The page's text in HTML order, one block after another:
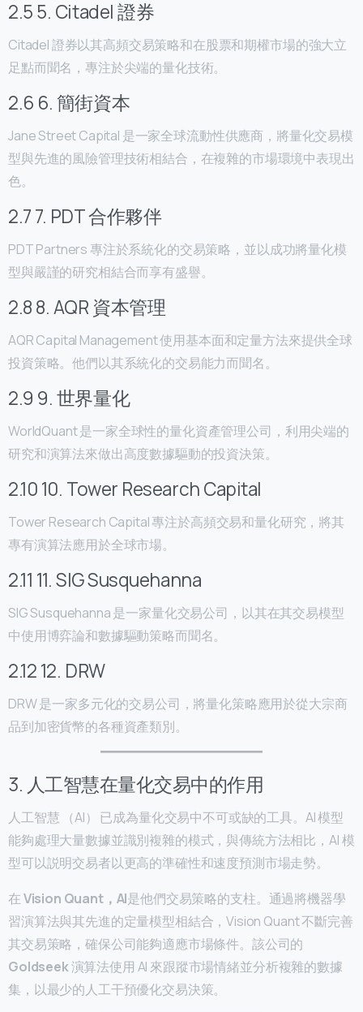
2.5 5. Citadel 證券
Citadel 證券以其高頻交易策略和在股票和期權市場的強大立
足點而聞名，專注於尖端的量化技術。
2.6 6. 簡街資本
Jane Street Capital 是一家全球流動性供應商，將量化交易模
型與先進的風險管理技術相結合，在複雜的市場環境中表現出
色。
2.7 7. PDT 合作夥伴
PDT Partners 專注於系統化的交易策略，並以成功將量化模
型與嚴謹的研究相結合而享有盛譽。
2.8 8. AQR 資本管理
AQR Capital Management 使用基本面和定量方法來提供全球
投資策略。他們以其系統化的交易能力而聞名。
2.9 9. 世界量化
WorldQuant 是一家全球性的量化資產管理公司，利用尖端的
研究和演算法來做出高度數據驅動的投資決策。
2.10 10. Tower Research Capital
Tower Research Capital 專注於高頻交易和量化研究，將其
專有演算法應用於全球市場。
2.11 11. SIG Susquehanna
SIG Susquehanna 是一家量化交易公司，以其在其交易模型
中使用博弈論和數據驅動策略而聞名。
2.12 12. DRW
DRW 是一家多元化的交易公司，將量化策略應用於從大宗商
品到加密貨幣的各種資產類別。
3. 人工智慧在量化交易中的作用
人工智慧 （AI） 已成為量化交易中不可或缺的工具。AI 模型
能夠處理大量數據並識別複雜的模式，與傳統方法相比，AI 模
型可以説明交易者以更高的準確性和速度預測市場走勢。
在Vision Quant，AI是他們交易策略的支柱。通過將機器學
習演算法與其先進的定量模型相結合，Vision Quant 不斷完善
其交易策略，確保公司能夠適應市場條件。該公司的
Goldseek演算法使用 AI 來跟蹤市場情緒並分析複雜的數據
集，以最少的人工干預優化交易決策。